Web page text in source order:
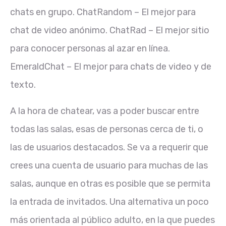
chats en grupo. ChatRandom – El mejor para
chat de video anónimo. ChatRad – El mejor sitio
para conocer personas al azar en línea.
EmeraldChat – El mejor para chats de video y de
texto.
A la hora de chatear, vas a poder buscar entre
todas las salas, esas de personas cerca de ti, o
las de usuarios destacados. Se va a requerir que
crees una cuenta de usuario para muchas de las
salas, aunque en otras es posible que se permita
la entrada de invitados. Una alternativa un poco
más orientada al público adulto, en la que puedes